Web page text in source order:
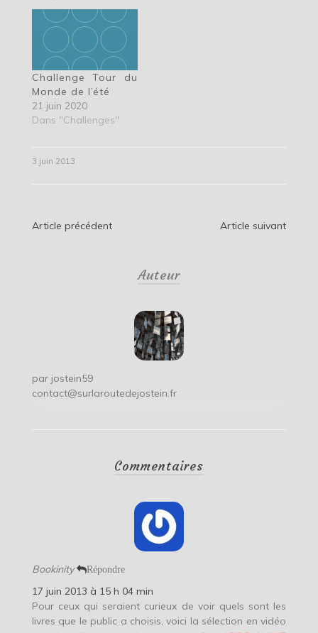
Challenge Tour du
Monde de l’été
21 juin 2020
Dans "Challenges"
3 juin 2013
Navigation
Article précédent Article suivant
Auteur
par jostein59
contact@surlaroutedejostein.fr
Commentaires
Bookinity Répondre
17 juin 2013 à 15 h 04 min
Pour ceux qui seraient curieux de voir quels sont les
livres que le public a choisis, voici la sélection en vidéo